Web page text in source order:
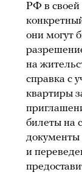
РФ в своей
они могут
на
справка с
квартиры
билеты на
документы
и